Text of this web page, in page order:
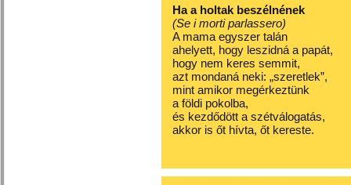
Ha a holtak beszélnének
(Se i morti parlassero)
A mama egyszer talán
ahelyett, hogy leszidná a papát,
hogy nem keres semmit,
azt mondaná neki: „szeretlek”,
mint amikor megérkeztünk
a földi pokolba,
és kezdődött a szétválogatás,
akkor is őt hívta, őt kereste.